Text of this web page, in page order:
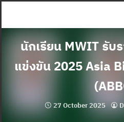
content
นักเรียน MWIT รับ
แข่งขัน 2025 Asia
27 October 2025